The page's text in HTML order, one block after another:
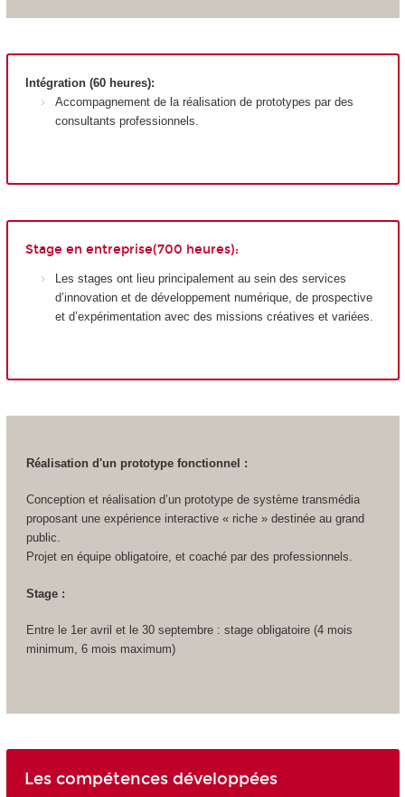
Intégration (60 heures):
Accompagnement de la réalisation de prototypes par des
consultants professionnels.
Stage en entreprise(700 heures):
Les stages ont lieu principalement au sein des services
d’innovation et de développement numérique, de prospective
et d’expérimentation avec des missions créatives et variées.
Réalisation d'un prototype fonctionnel :
Conception et réalisation d’un prototype de système transmédia
proposant une expérience interactive « riche » destinée au grand
public.
Projet en équipe obligatoire, et coaché par des professionnels.
Stage :
Entre le 1er avril et le 30 septembre : stage obligatoire (4 mois
minimum, 6 mois maximum)
Les compétences développées